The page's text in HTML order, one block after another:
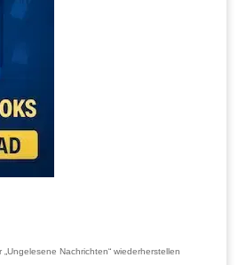
Nachrichten“ wiederherstellen